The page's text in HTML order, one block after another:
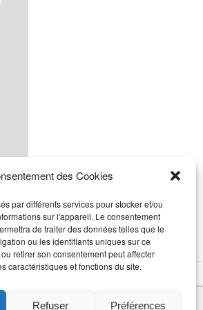
des Cookies
par différents services pour stocker et/ou
sur l'appareil. Le consentement
de traiter des données telles que le
ou les identifiants uniques sur ce
retirer son consentement peut affecter
caractéristiques et fonctions du site.
Refuser Préférences